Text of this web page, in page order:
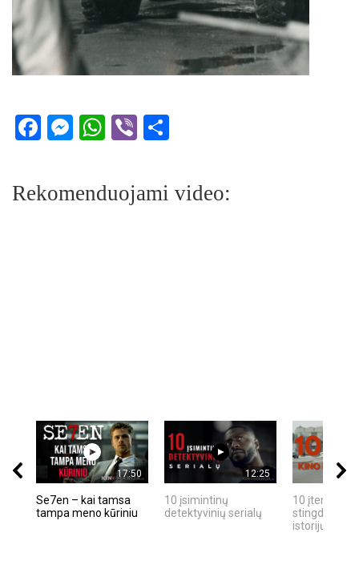
Facebook
Messenger
WhatsApp
Viber
Rekomenduojami video:
17:50
Se7en – kai tamsa
tampa meno kūriniu
12:25
10 įsimintinų
detektyvinių serialų
10 įtemptų,
stingdančių
istorijų